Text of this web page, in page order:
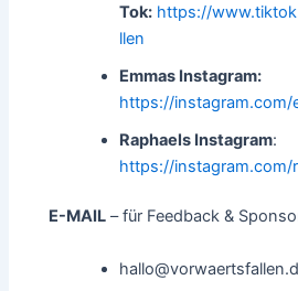
Tok: https://
llen
Emmas Instagram:
https://instagram.com/
Raphaels Instagram:
https://instagram.com/
E-MAIL – für Feedback &